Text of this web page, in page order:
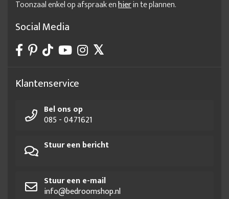
Toonzaal enkel op afspraak enhierin te plannen.
Social Media
Klantenservice
Bel ons op
085 - 0471621
Stuur een bericht
Stuur een e-mail
info@bedroomshop.nl